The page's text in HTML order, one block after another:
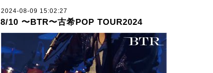
2024-08-09 15:02:27
8/10 〜BTR〜古希POP TOUR2024